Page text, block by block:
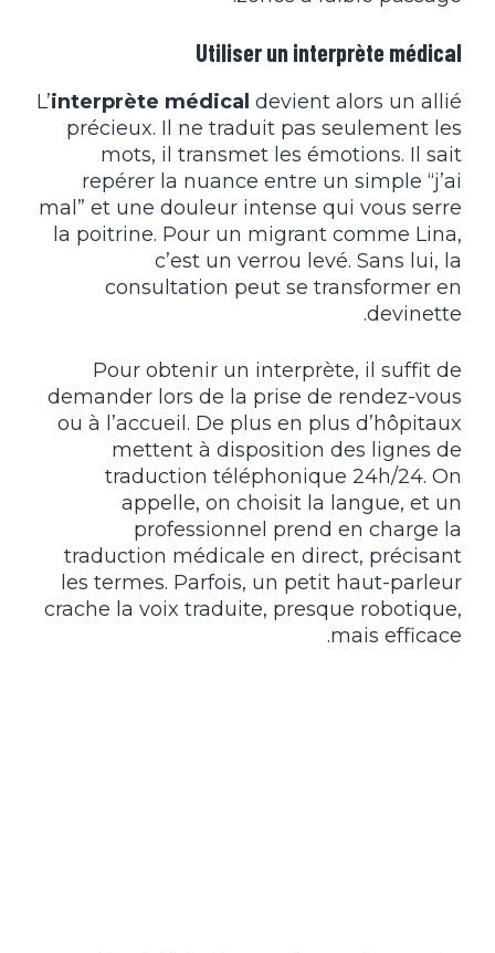
Utiliser un interprète médical
L’interprète médical devient alors un allié
précieux. Il ne traduit pas seulement les
mots, il transmet les émotions. Il sait
repérer la nuance entre un simple “j’ai
mal” et une douleur intense qui vous serre
la poitrine. Pour un migrant comme Lina,
c’est un verrou levé. Sans lui, la
consultation peut se transformer en
devinette.
Pour obtenir un interprète, il suffit de
demander lors de la prise de rendez-vous
ou à l’accueil. De plus en plus d’hôpitaux
mettent à disposition des lignes de
traduction téléphonique 24h/24. On
appelle, on choisit la langue, et un
professionnel prend en charge la
traduction médicale en direct, précisant
les termes. Parfois, un petit haut-parleur
crache la voix traduite, presque robotique,
mais efficace.